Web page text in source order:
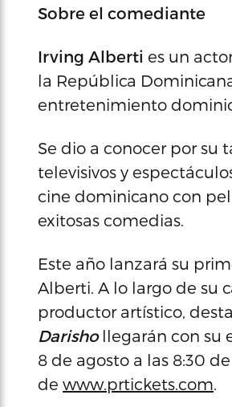
Sobre el comediante
Irving Alberti es un
la República
entretenimiento
Se dio a conocer por su
televisivos y
cine dominicano con
exitosas comedias.
Este año lanzará su
Alberti. A lo largo de su
productor artístico,
Darishollegarán con su
8 de agosto a las 8:30
de www.prtickets.com.